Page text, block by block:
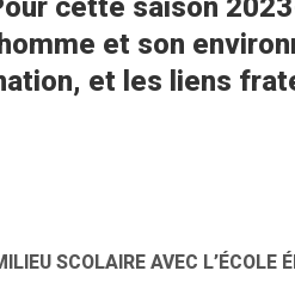
et son
et les liens
SCOLAIRE AVEC